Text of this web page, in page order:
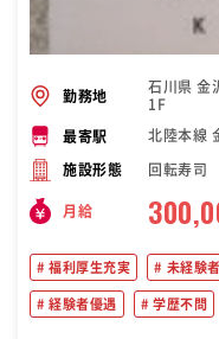
勤務地
石川県 金
1F
最寄駅 北陸本線
施設形態 回転寿司
月給
福利厚生充実 未経験
経験者優遇 学歴不問